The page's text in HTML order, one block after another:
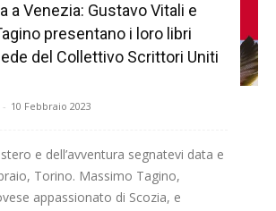
a Venezia: Gustavo Vitali e
presentano i loro libri
del Collettivo Scrittori Uniti
- 10 Febbraio 2023
e dell’avventura segnatevi data e
Torino. Massimo Tagino,
appassionato di Scozia, e